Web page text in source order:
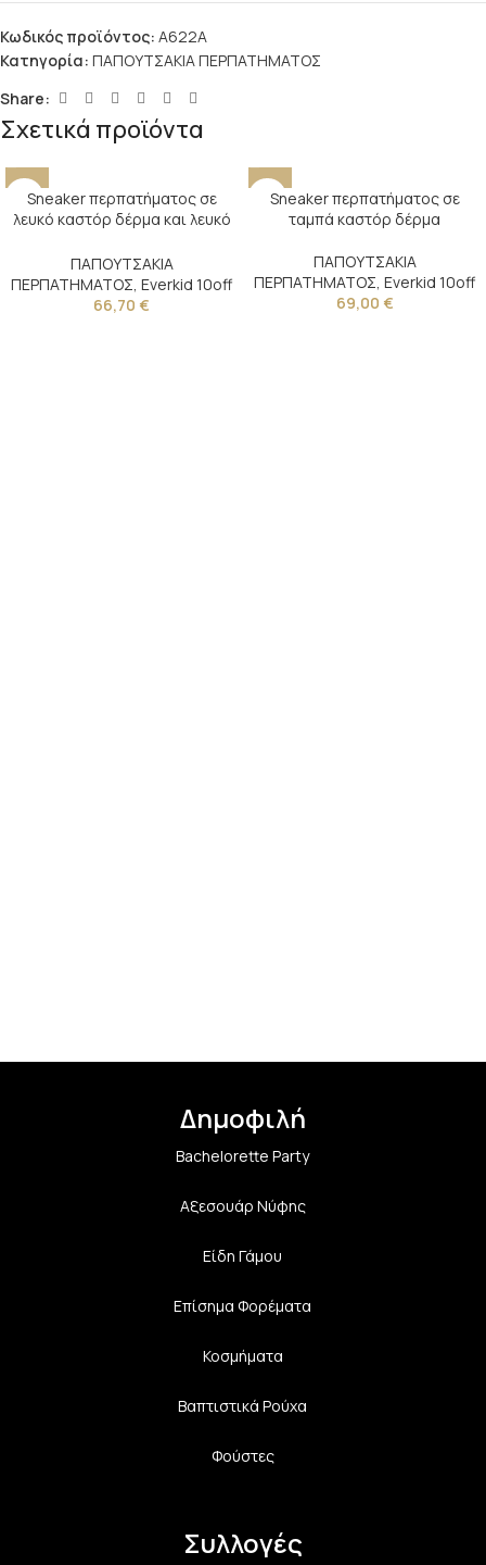
Κωδικός προϊόντος: A622A
Κατηγορία: ΠΑΠΟΥΤΣΑΚΙΑ ΠΕΡΠΑΤΗΜΑΤΟΣ
Share:
Σχετικά προϊόντα
Sneaker περπατήματος σε
λευκό καστόρ δέρμα και λευκό
ΠΑΠΟΥΤΣΑΚΙΑ
ΠΕΡΠΑΤΗΜΑΤΟΣ Everkid 10off
66,70 €
Sneaker περπατήματος σε
ταμπά καστόρ δέρμα
ΠΑΠΟΥΤΣΑΚΙΑ
ΠΕΡΠΑΤΗΜΑΤΟΣ, Everkid 10off
69,00 €
Δημοφιλή
Bachelorette Party
Αξεσουάρ Νύφης
Είδη Γάμου
Επίσημα Φορέματα
Κοσμήματα
Βαπτιστικά Ρούχα
Φούστες
Συλλογές